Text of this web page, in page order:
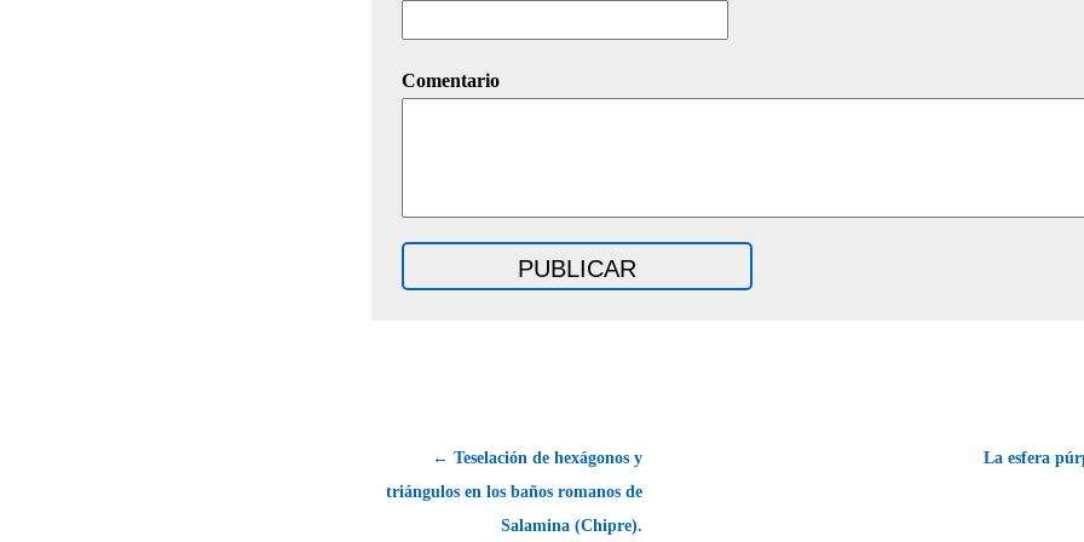
Comentario
← Teselación de hexágonos y
triángulos en los baños romanos de
Salamina (Chipre).
La esfera